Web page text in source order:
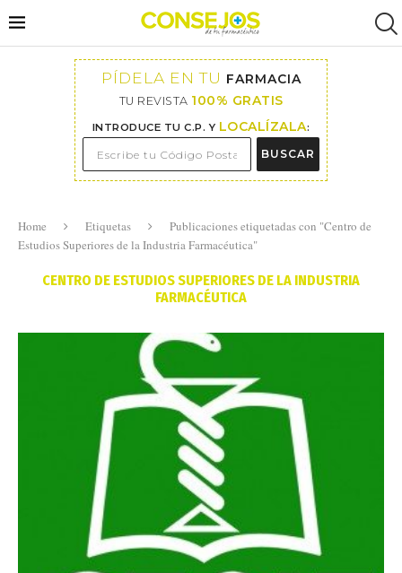
PÍDELA EN TU FARMACIA
TU REVISTA 100% GRATIS
INTRODUCE TU C.P. Y LOCALÍZALA:
BUSCAR
Home Etiquetas
Publicaciones etiquetadas con "Centro de
Estudios Superiores de la Industria Farmacéutica"
CENTRO DE ESTUDIOS SUPERIORES DE LA INDUSTRIA
FARMACÉUTICA